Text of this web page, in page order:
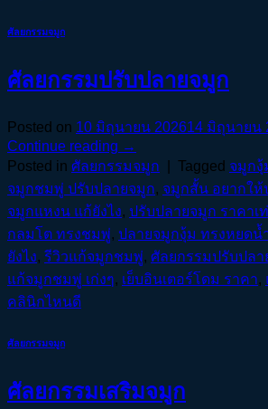
ศัลยกรรมจมูก
ศัลยกรรมปรับปลายจมูก
Posted on 10 มิถุนายน 202614 มิถุนายน
Continue reading →
Posted in ศัลยกรรมจมูก Tagged จมูกงุ้
จมูกชมพู่ ปรับปลายจมูก, จมูกสั้น อยากให้
จมูกแหงน แก้ยังไง, ปรับปลายจมูก ราคาเ
กลมโต ทรงชมพู่, ปลายจมูกงุ้ม ทรงหยดน้
ยังไง, รีวิวแก้จมูกชมพู่, ศัลยกรรมปรับปล
แก้จมูกชมพู่ เก่งๆ, เย็บอินเตอร์โดม ราคา,
คลินิกไหนดี
ศัลยกรรมจมูก
ศัลยกรรมเสริมจมูก